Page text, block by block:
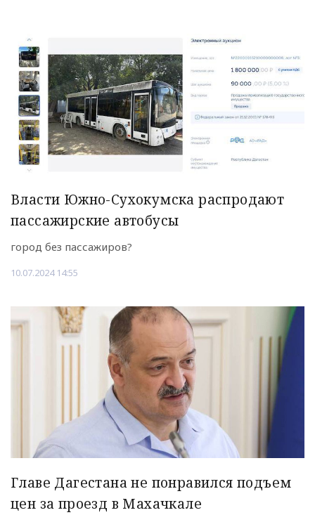
Власти Южно-Сухокумска распродают
пассажирские автобусы
город без пассажиров?
10.07.2024 14:55
Главе Дагестана не понравился подъем
цен за проезд в Махачкале